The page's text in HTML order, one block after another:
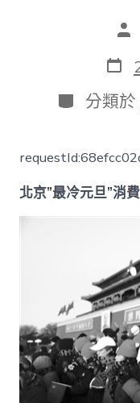
文
作
者
發
表
日
期
分
類
分類於
北京”最冷元旦”消